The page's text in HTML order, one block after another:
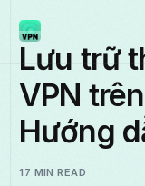
Lưu trữ
VPN
Hướng
17 MIN READ